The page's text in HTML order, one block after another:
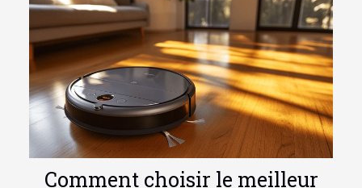
Comment choisir le meilleur